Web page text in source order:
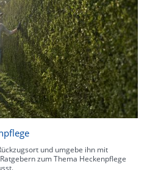
und umgebe ihn mit
zum Thema Heckenpflege